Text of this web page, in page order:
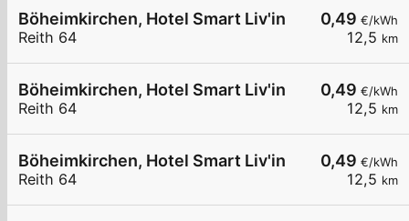
0,49 €/kWh
12,5 km
Böheimkirchen, Hotel Smart Liv'in
Reith 64
0,49 €/kWh
12,5 km
Böheimkirchen, Hotel Smart Liv'in
Reith 64
0,49 €/kWh
12,5 km
Böheimkirchen, Hotel Smart Liv'in
Reith 64